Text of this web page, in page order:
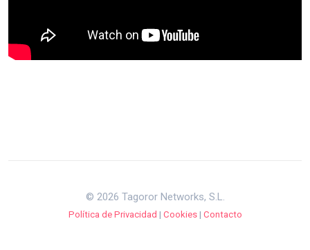
© 2026 Tagoror Networks, S.L.
Política de Privacidad | Cookies| Contacto